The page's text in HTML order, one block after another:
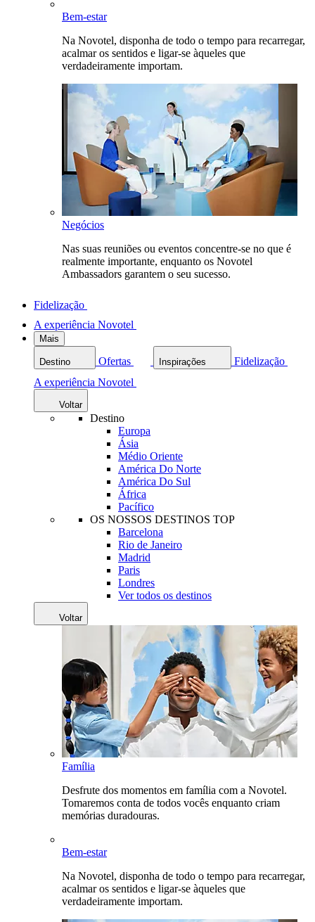
Bem-estar
Na Novotel, disponha de todo o tempo para recarregar,
acalmar os sentidos e ligar-se àqueles que
verdadeiramente importam.
Negócios
Nas suas reuniões ou eventos concentre-se no que é
realmente importante, enquanto os Novotel
Ambassadors garantem o seu sucesso.
Fidelização
A experiência Novotel
Mais
Destino Ofertas Inspirações
Fidelização
A experiência Novotel
Voltar
Destino
Europa
Ásia
Médio Oriente
América Do Norte
América Do Sul
África
Pacífico
OS NOSSOS DESTINOS TOP
Barcelona
Rio de Janeiro
Madrid
Paris
Londres
Ver todos os destinos
Voltar
Família
Desfrute dos momentos em família com a Novotel.
Tomaremos conta de todos vocês enquanto criam
memórias duradouras.
Bem-estar
Na Novotel, disponha de todo o tempo para recarregar,
acalmar os sentidos e ligar-se àqueles que
verdadeiramente importam.